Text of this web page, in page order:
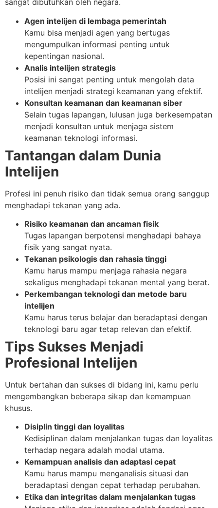
sangat dibutuhkan oleh negara.
Agen intelijen di lembaga pemerintah
Kamu bisa menjadi agen yang bertugas
mengumpulkan informasi penting untuk
kepentingan nasional.
Analis intelijen strategis
Posisi ini sangat penting untuk mengolah data
intelijen menjadi strategi keamanan yang efektif.
Konsultan keamanan dan keamanan siber
Selain tugas lapangan, lulusan juga berkesempatan
menjadi konsultan untuk menjaga sistem
keamanan teknologi informasi.
Tantangan dalam Dunia
Intelijen
Profesi ini penuh risiko dan tidak semua orang sanggup
menghadapi tekanan yang ada.
Risiko keamanan dan ancaman fisik
Tugas lapangan berpotensi menghadapi bahaya
fisik yang sangat nyata.
Tekanan psikologis dan rahasia tinggi
Kamu harus mampu menjaga rahasia negara
sekaligus menghadapi tekanan mental yang berat.
Perkembangan teknologi dan metode baru
intelijen
Kamu harus terus belajar dan beradaptasi dengan
teknologi baru agar tetap relevan dan efektif.
Tips Sukses Menjadi
Profesional Intelijen
Untuk bertahan dan sukses di bidang ini, kamu perlu
mengembangkan beberapa sikap dan kemampuan
khusus.
Disiplin tinggi dan loyalitas
Kedisiplinan dalam menjalankan tugas dan loyalitas
terhadap negara adalah modal utama.
Kemampuan analisis dan adaptasi cepat
Kamu harus mampu menganalisis situasi dan
beradaptasi dengan cepat terhadap perubahan.
Etika dan integritas dalam menjalankan tugas